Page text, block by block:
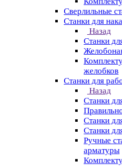
Сверлильные
Станки для
Назад
Станки
желобков
Станки для
Назад
Станки
Станки
Станки
Ручные
арматуры